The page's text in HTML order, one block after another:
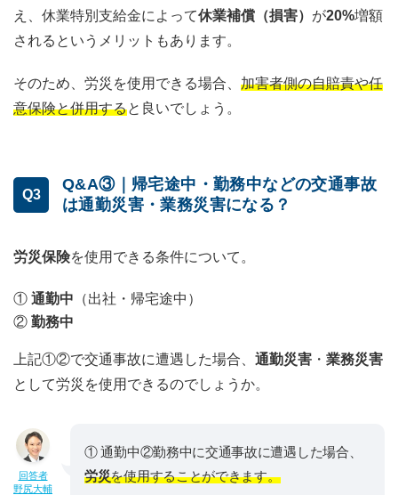
え、休業特別支給金によって休業補償（損害） が20%増額
されるというメリットもあります。
そのため、労災を使用できる場合、 加害者側の自賠責や任
意保険と併用すると良いでしょう。
Q3
Q&A③｜帰宅途中・勤務中などの交通事故
は通勤災害・業務災害になる？
労災保険を使用できる条件について。
① 通勤中 （出社・帰宅途中）
② 勤務中
上記①②で交通事故に遭遇した場合、 通勤災害 ・ 業務災害
として労災を使用できるのでしょうか。
回答者
野尻大輔
① 通勤中②勤務中に交通事故に遭遇した場合、
労災を使用することができます。